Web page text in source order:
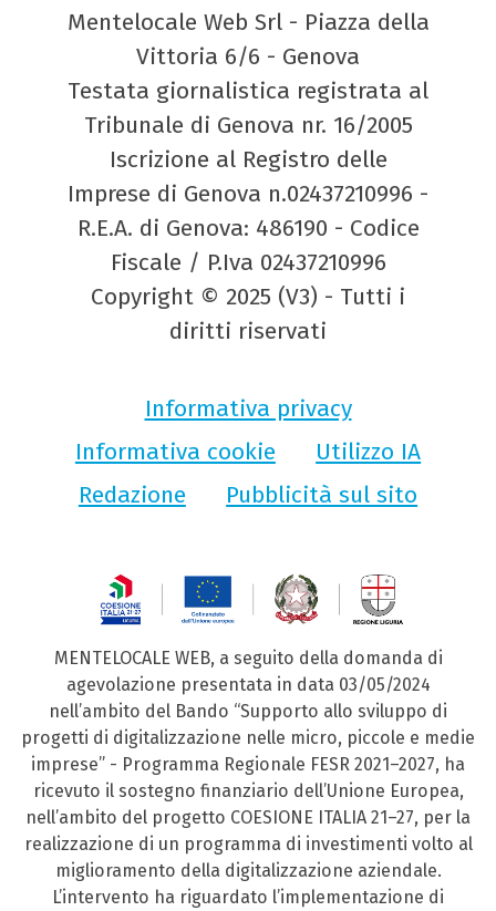
Mentelocale Web Srl - Piazza della
Vittoria 6/6 - Genova
Testata giornalistica registrata al
Tribunale di Genova nr. 16/2005
Iscrizione al Registro delle
Imprese di Genova n.02437210996 -
R.E.A. di Genova: 486190 - Codice
Fiscale / P.Iva 02437210996
Copyright © 2025 (V3) - Tutti i
diritti riservati
Informativa privacy
Informativa cookie
Utilizzo IA
Redazione
Pubblicità sul sito
MENTELOCALE WEB, a seguito della domanda di
agevolazione presentata in data 03/05/2024
nell’ambito del Bando “Supporto allo sviluppo di
progetti di digitalizzazione nelle micro, piccole e medie
imprese” - Programma Regionale FESR 2021–2027, ha
ricevuto il sostegno finanziario dell’Unione Europea,
nell’ambito del progetto COESIONE ITALIA 21–27, per la
realizzazione di un programma di investimenti volto al
miglioramento della digitalizzazione aziendale.
L’intervento ha riguardato l’implementazione di